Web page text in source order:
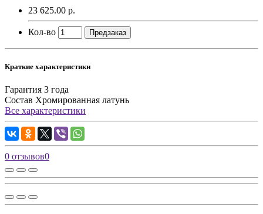
23 625.00 р.
Кол-во Предзаказ
Краткие характеристики
Гарантия 3 года
Состав Хромированная латунь
Все характеристики
0 отзывов0